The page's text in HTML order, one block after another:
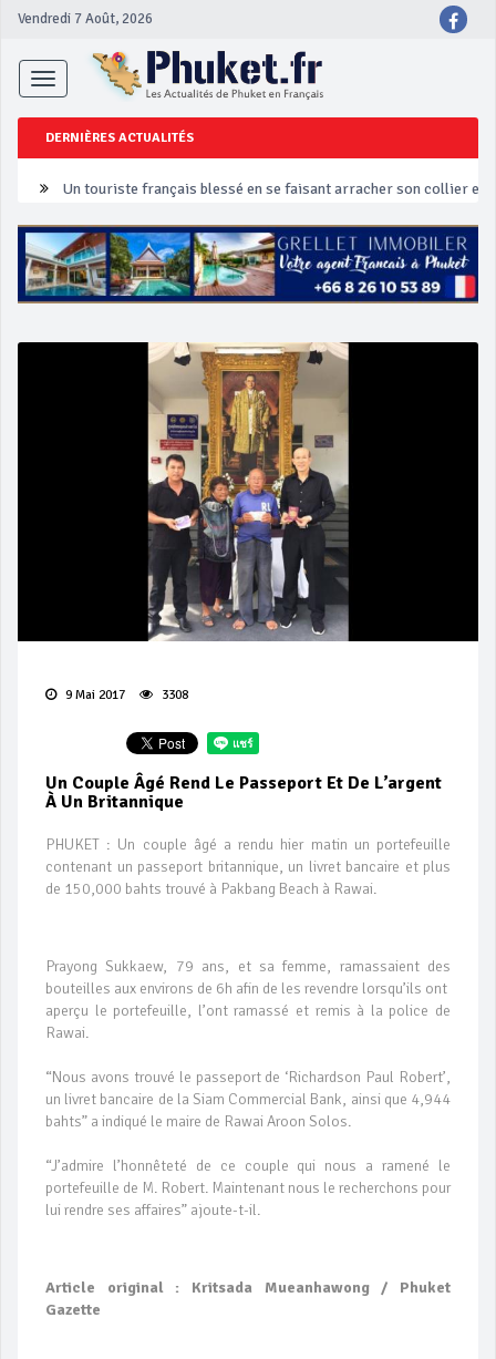
Vendredi 7 Août, 2026
Toggle
navigation
DERNIÈRES ACTUALITÉS
Un touriste français blessé en se faisant arracher son collier en
Phuket Peranakan Festival
‘Phuket Eye’ assurera la sécurité pendant Songkran
Campagne de sécurité routière ‘Seven Days of Danger’ de
9 Mai 2017 3308
Un Couple Âgé Rend Le Passeport Et De L’argent
À Un Britannique
PHUKET : Un couple âgé a rendu hier matin un portefeuille
contenant un passeport britannique, un livret bancaire et plus
de 150,000 bahts trouvé à Pakbang Beach à Rawai.
Prayong Sukkaew, 79 ans, et sa femme, ramassaient des
bouteilles aux environs de 6h afin de les revendre lorsqu’ils ont
aperçu le portefeuille, l’ont ramassé et remis à la police de
Rawai.
“Nous avons trouvé le passeport de ‘Richardson Paul Robert’,
un livret bancaire de la Siam Commercial Bank, ainsi que 4,944
bahts” a indiqué le maire de Rawai Aroon Solos.
“J’admire l’honnêteté de ce couple qui nous a ramené le
portefeuille de M. Robert. Maintenant nous le recherchons pour
lui rendre ses affaires” ajoute-t-il.
Article original : Kritsada Mueanhawong / Phuket
Gazette